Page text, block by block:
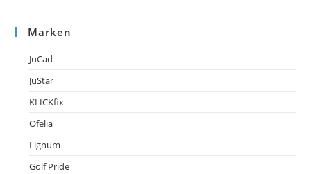
Marken
JuCad
JuStar
KLICKfix
Ofelia
Lignum
Golf Pride